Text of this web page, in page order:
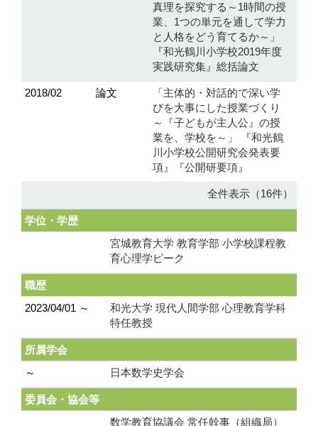
真理を探究する～1時間の授
業、1つの単元を通して学力
と人格をどう育てるか～」
『和光鶴川小学校2019年度
実践研究集』総括論文
2018/02 論文
「主体的・対話的で深い学
びを大事にした授業づくり
～『子どもが主人公』の授
業を、学校を～」 『和光鶴
川小学校公開研究会発表要
項』『公開研要項』
全件表示（16件）
学位・学歴
宮城教育大学 教育学部 小学校課程教
育心理学ピーク
職歴
2023/04/01 ～
和光大学 現代人間学部 心理教育学科
特任教授
所属学会
～
日本数学史学会
委員会・協会等
数学教育協議会 常任幹事（組織局）